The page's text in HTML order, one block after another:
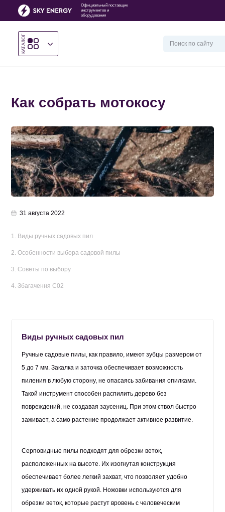
Официальный поставщик
инструментов и
оборудования
КАТАЛОГ
Как собрать мотокосу
31 августа 2022
1. Виды ручных садовых пил
2. Особенности выбора садовой пилы
3. Советы по выбору
4. Збагачення С02
Виды ручных садовых пил
Ручные садовые пилы, как правило, имеют зубцы размером от
5 до 7 мм. Закалка и заточка обеспечивает возможность
пиления в любую сторону, не опасаясь забивания опилками.
Такой инструмент способен распилить дерево без
повреждений, не создавая заусениц. При этом ствол быстро
заживает, а само растение продолжает активное развитие.
Серповидные пилы подходят для обрезки веток,
расположенных на высоте. Их изогнутая конструкция
обеспечивает более легкий захват, что позволяет удобно
удерживать их одной рукой. Ножовки используются для
обрезки веток, которые растут вровень с человеческим